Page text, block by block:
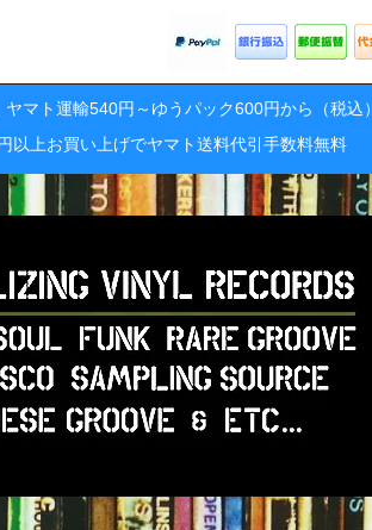
マト運輸540円～ゆうパック600円から（税込）
以上お買い上げでヤマト送料代引手数料無料